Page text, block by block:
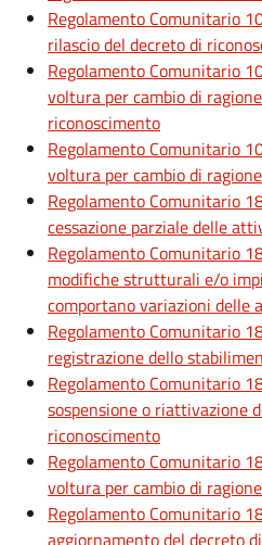
Regolamento Comunitario
rilascio del decreto di
Regolamento Comunitario
voltura per cambio di
riconoscimento
Regolamento Comunitario
voltura per cambio di
Regolamento Comunitario
cessazione parziale delle
Regolamento Comunitario
modifiche strutturali e/o
comportano variazioni delle
Regolamento Comunitario
registrazione dello
Regolamento Comunitario
sospensione o riattivazione
riconoscimento
Regolamento Comunitario
voltura per cambio di
Regolamento Comunitario